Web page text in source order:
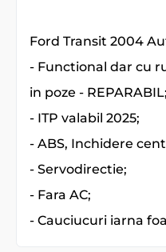
Ford Transit 2004
- Functional dar cu
in poze - REPARABIL;
- ITP valabil 2025;
- ABS, Inchidere
- Servodirectie;
- Fara AC;
- Cauciucuri iarna